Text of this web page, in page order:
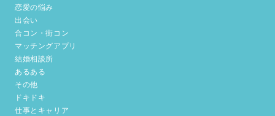
恋愛の悩み
出会い
合コン・街コン
マッチングアプリ
結婚相談所
あるある
その他
ドキドキ
仕事とキャリア